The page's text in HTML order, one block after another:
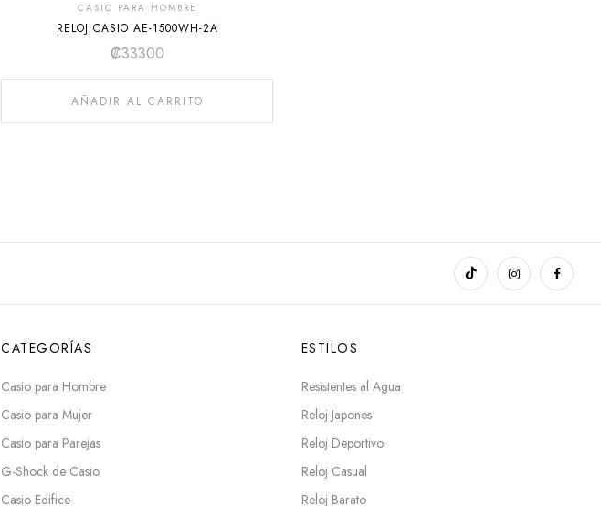
CASIO PARA HOMBRE
RELOJ CASIO AE-1500WH-2A
₡33300
AÑADIR AL CARRITO
CATEGORÍAS
Casio para Hombre
Casio para Mujer
Casio para Parejas
G-Shock de Casio
Casio Edifice
ESTILOS
Resistentes al Agua
Reloj Japones
Reloj Deportivo
Reloj Casual
Reloj Barato